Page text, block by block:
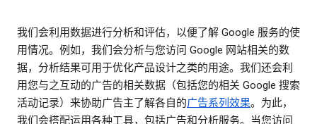
我们会利用数据进行分析和评估，以便了解 Google 服务的使
用情况。例如，我们会分析与您访问 Google 网站相关的数
据，分析结果可用于优化产品设计之类的用途。我们还会利
用您与之互动的广告的相关数据（包括您的相关 Google 搜索
活动记录）来协助广告主了解各自的广告系列效果。为此，
我们会搭配运用各种工具，包括广告和分析服务。当您访问